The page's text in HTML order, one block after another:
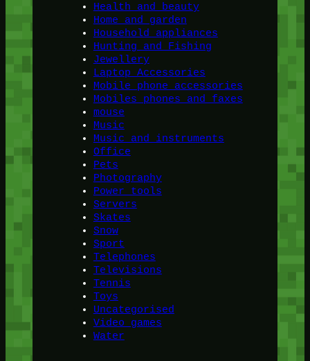
Health and beauty
Home and garden
Household appliances
Hunting and Fishing
Jewellery
Laptop Accessories
Mobile phone accessories
Mobiles phones and faxes
mouse
Music
Music and instruments
Office
Pets
Photography
Power tools
Servers
Skates
Snow
Sport
Telephones
Televisions
Tennis
Toys
Uncategorised
Video games
Water